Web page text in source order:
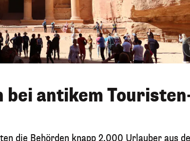
antikem
die Behörden knapp 2.000 Urlauber aus